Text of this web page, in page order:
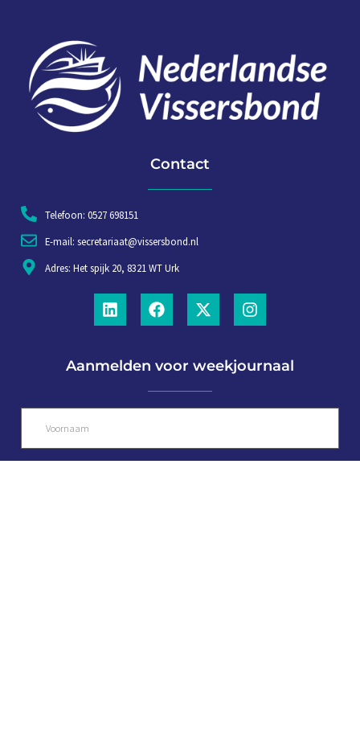
Contact
Telefoon: 0527 698151
E-mail: secretariaat@vissersbond.nl
Adres: Het spijk 20, 8321 WT Urk
Aanmelden voor weekjournaal